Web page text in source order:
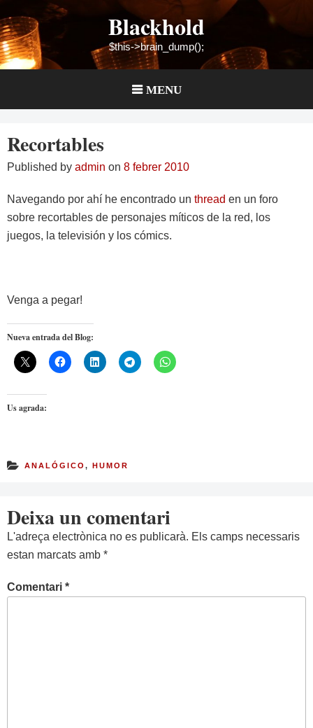
to
content
Blackhold
$this->brain_dump();
MENU
Recortables
Published by admin on 8 febrer 2010
Navegando por ahí he encontrado un thread en un foro
sobre recortables de personajes míticos de la red, los
juegos, la televisión y los cómics.
Venga a pegar!
Nueva entrada del Blog:
Us agrada:
ANALÓGICO , HUMOR
Deixa un comentari
L'adreça electrònica no es publicarà. Els camps necessaris
estan marcats amb *
Comentari *